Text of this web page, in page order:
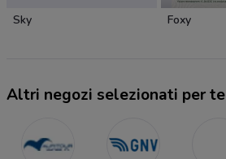
Sky Foxy
Altri negozi selezionati per te